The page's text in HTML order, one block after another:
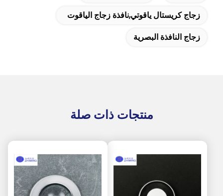
زجاج كريستال ياقوتي,نافذة زجاج الياقوت
زجاج النافذة البصرية
منتجات ذات صلة